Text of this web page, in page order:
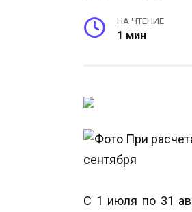
НА ЧТЕНИЕ
1 мин
С 1 июля по 31